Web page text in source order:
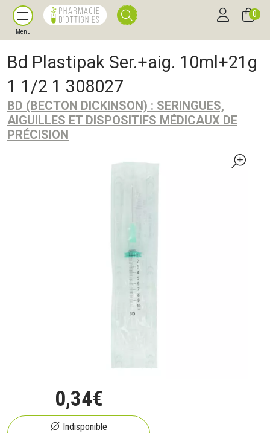
Menu
0
Bd Plastipak Ser.+aig. 10ml+21g
1 1/2 1 308027
BD (BECTON DICKINSON) : SERINGUES,
AIGUILLES ET DISPOSITIFS MÉDICAUX DE
PRÉCISION
0,34€
Indisponible